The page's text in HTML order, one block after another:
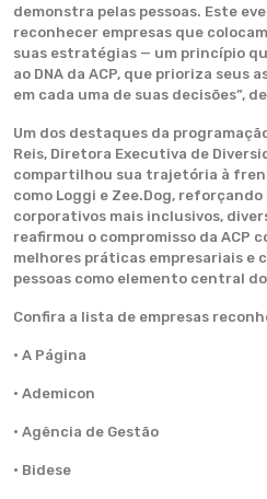
demonstra pelas pessoas. Este
reconhecer empresas que
suas estratégias — um princípio
ao DNA da ACP, que prioriza seus
em cada uma de suas decisões”,
Um dos destaques da
Reis, Diretora Executiva de
compartilhou sua trajetória à
como Loggi e Zee.Dog,
corporativos mais inclusivos,
reafirmou o compromisso da ACP
melhores práticas empresariais e
pessoas como elemento central
Confira a lista de empresas
· A Página
· Ademicon
· Agência de Gestão
· Bidese